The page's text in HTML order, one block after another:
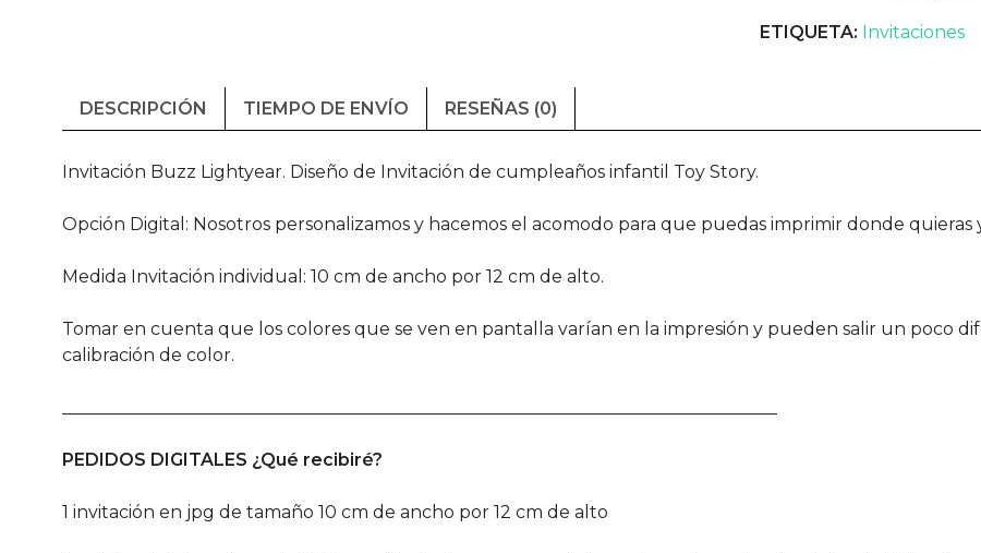
ETIQUETA: Invitaciones
DESCRIPCIÓN TIEMPO DE ENVÍO RESEÑAS (0)
Invitación Buzz Lightyear. Diseño de Invitación de cumpleaños infantil Toy Story.
Opción Digital: Nosotros personalizamos y hacemos el acomodo para que puedas imprimir donde quieras
Medida Invitación individual: 10 cm de ancho por 12 cm de alto.
Tomar en cuenta que los colores que se ven en pantalla varían en la impresión y pueden salir un poco
calibración de color.
PEDIDOS DIGITALES ¿Qué recibiré?
1 invitación en jpg de tamaño 10 cm de ancho por 12 cm de alto